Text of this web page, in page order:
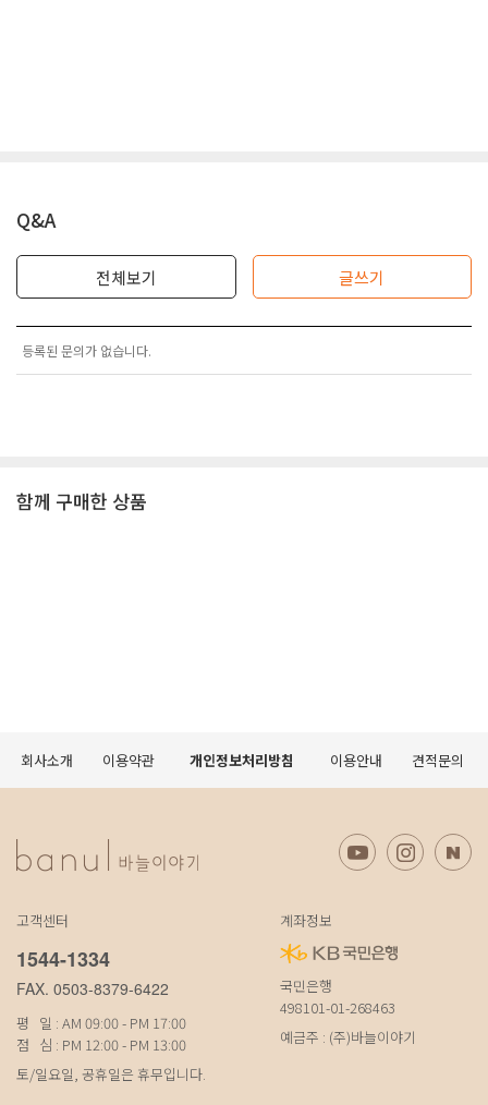
Q&A
전체보기 글쓰기
등록된 문의가 없습니다.
함께 구매한 상품
회사소개 이용약관 개인정보처리방침 이용안내 견적문의
고객센터
1544-1334
FAX. 0503-8379-6422
평 일 : AM 09:00 - PM 17:00
점 심 : PM 12:00 - PM 13:00
토/일요일, 공휴일은 휴무입니다.
계좌정보
국민은행
498101-01-268463
예금주 : (주)바늘이야기